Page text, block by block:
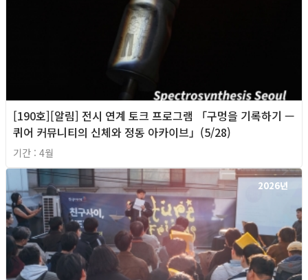
[190호][알림] 전시 연계 토크 프로그램 「구멍을 기록하기 —
퀴어 커뮤니티의 신체와 정동 아카이브」(5/28)
기간 : 4월
2026년